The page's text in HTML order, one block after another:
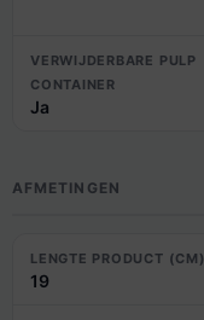
VERWIJDERBARE PULP
CONTAINER
Ja
AFMETINGEN
LENGTE PRODUCT (CM)
19